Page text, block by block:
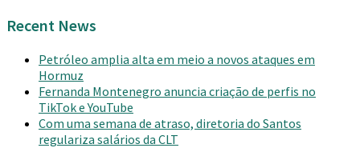
Recent News
Petróleo amplia alta em meio a novos ataques em
Hormuz
Fernanda Montenegro anuncia criação de perfis no
TikTok e YouTube
Com uma semana de atraso, diretoria do Santos
regulariza salários da CLT